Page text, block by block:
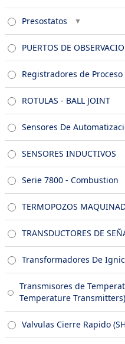
Presostatos
PUERTOS DE
Registradores de Proceso
ROTULAS - BALL JOINT
Sensores De
SENSORES INDUCTIVOS
Serie 7800 - Combustion
TERMOPOZOS
TRANSDUCTORES DE
Transformadores De
Transmisores de
Temperature Transmitters)
Valvulas Cierre Rapido